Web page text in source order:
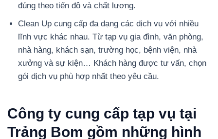
đúng theo tiến độ và chất lượng.
Clean Up cung cấp đa dạng các dịch vụ với nhiều
lĩnh vực khác nhau. Từ tạp vụ gia đình, văn phòng,
nhà hàng, khách sạn, trường học, bệnh viện, nhà
xưởng và sự kiện… Khách hàng được tư vấn, chọn
gói dịch vụ phù hợp nhất theo yêu cầu.
Công ty cung cấp tạp vụ tại
Trảng Bom gồm những hình